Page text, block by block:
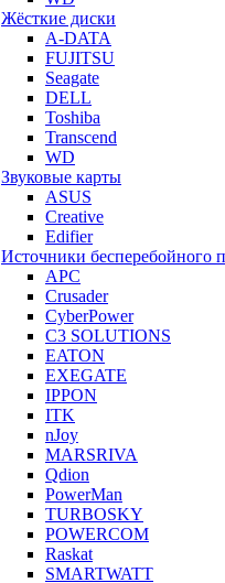
Жёсткие диски
A-DATA
FUJITSU
Seagate
DELL
Toshiba
Transcend
WD
Звуковые карты
ASUS
Creative
Edifier
Источники бесперебойного
APC
Crusader
CyberPower
C3 SOLUTIONS
EATON
EXEGATE
IPPON
ITK
nJoy
MARSRIVA
Qdion
PowerMan
TURBOSKY
POWERCOM
Raskat
SMARTWATT